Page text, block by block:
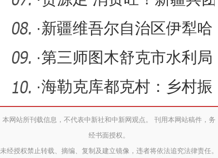
交
全力保障国庆中秋市场繁
荣
·新疆维吾尔自治区伊犁哈
萨克自治州党委副书记王
俊
·第三师图木舒克市水利局
开展中秋国庆慰问活动
·海勒克库都克村：乡村振
兴绘新卷 幸福生活节节高
本网站所刊载信息，不代表中新社和中新网观点。 刊用本网站稿件，务
经书面授权。
未经授权禁止转载、摘编、复制及建立镜像，违者将依法追究法律责任。